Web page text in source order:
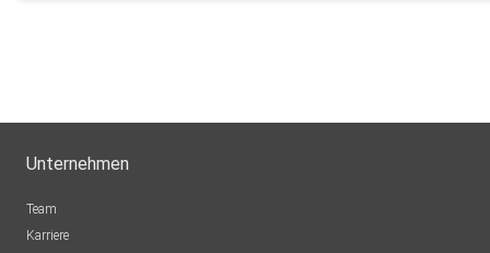
gllc5tb2
Unternehmen
Team
Karriere